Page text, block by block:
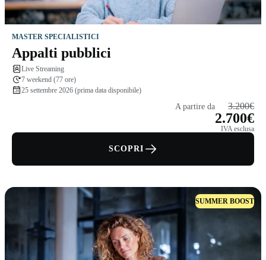
MASTER SPECIALISTICI
Appalti pubblici
Live Streaming
7 weekend (77 ore)
25 settembre 2026 (prima data disponibile)
A partire da 3.200€
2.700€
IVA esclusa
SCOPRI
SUMMER BOOST